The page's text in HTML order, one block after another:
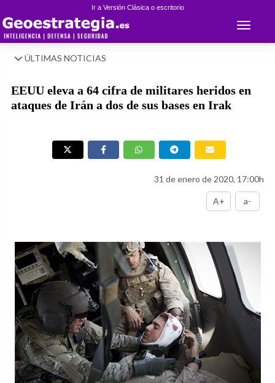
Ir a Versión Clásica o escritorio
Toggle
ÚLTIMAS NOTICIAS
EEUU eleva a 64 cifra de militares heridos en
ataques de Irán a dos de sus bases en Irak
31 de enero de 2020, 17:00h
A+ a-